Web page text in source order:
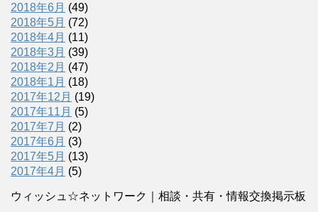
2018年6月 (49)
2018年5月 (72)
2018年4月 (11)
2018年3月 (39)
2018年2月 (47)
2018年1月 (18)
2017年12月 (19)
2017年11月 (5)
2017年7月 (2)
2017年6月 (3)
2017年5月 (13)
2017年4月 (5)
ウィッシュ☆ネットワーク｜相談・共有・情報交換掲示板